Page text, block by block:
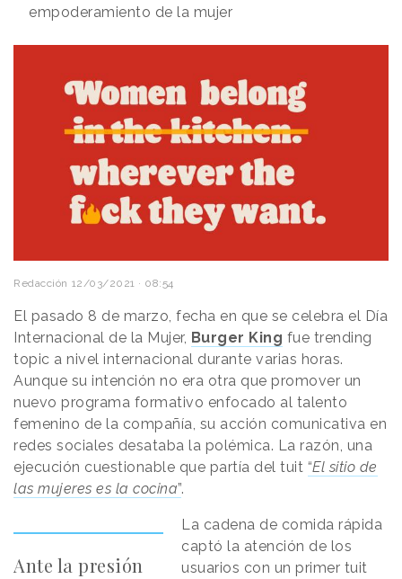
empoderamiento de la mujer
Redacción 12/03/2021 · 08:54
El pasado 8 de marzo, fecha en que se celebra el Día
Internacional de la Mujer, Burger King fue trending
topic a nivel internacional durante varias horas.
Aunque su intención no era otra que promover un
nuevo programa formativo enfocado al talento
femenino de la compañía, su acción comunicativa en
redes sociales desataba la polémica. La razón, una
ejecución cuestionable que partía del tuit “El sitio de
las mujeres es la cocina”.
Ante la presión
La cadena de comida rápida
captó la atención de los
usuarios con un primer tuit